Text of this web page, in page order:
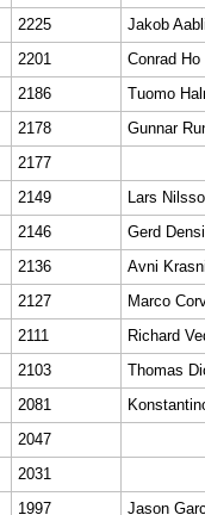
2225
Jakob
2201
Conrad Ho
2186
Tuomo
2178
Gunnar
2177
2149
Lars
2146
Gerd
2136
Avni
2127
Marco
2111
Richard
2103
Thomas
2081
2047
2031
1997
Jason